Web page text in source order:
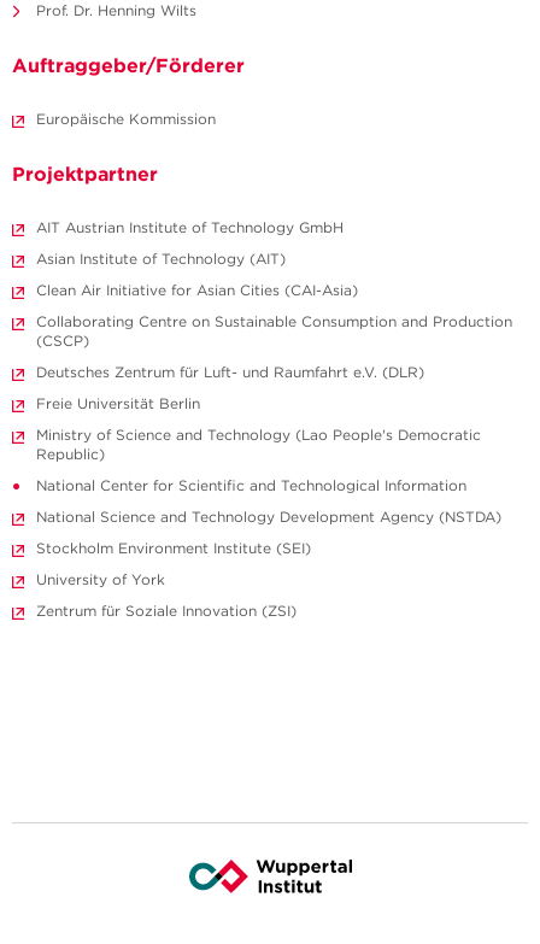
Prof. Dr. Henning Wilts
Auftraggeber/Förderer
Europäische Kommission
Projektpartner
AIT Austrian Institute of Technology GmbH
Asian Institute of Technology (AIT)
Clean Air Initiative for Asian Cities (CAI-Asia)
Collaborating Centre on Sustainable Consumption and Production
(CSCP)
Deutsches Zentrum für Luft- und Raumfahrt e.V. (DLR)
Freie Universität Berlin
Ministry of Science and Technology (Lao People's Democratic
Republic)
National Center for Scientific and Technological Information
National Science and Technology Development Agency (NSTDA)
Stockholm Environment Institute (SEI)
University of York
Zentrum für Soziale Innovation (ZSI)